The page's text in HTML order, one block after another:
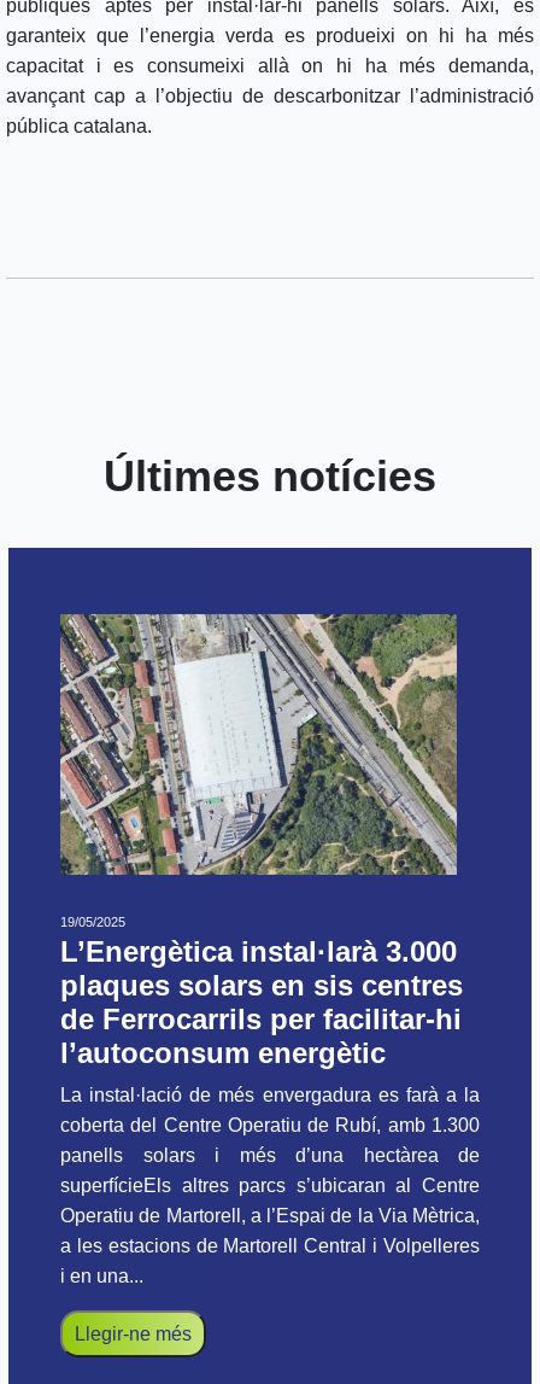
públiques aptes per instal·lar-hi panells solars. Així, es
garanteix que l’energia verda es produeixi on hi ha més
capacitat i es consumeixi allà on hi ha més demanda,
avançant cap a l’objectiu de descarbonitzar l’administració
pública catalana.
Últimes notícies
19/05/2025
L’Energètica instal·larà 3.000
plaques solars en sis centres
de Ferrocarrils per facilitar-hi
l’autoconsum energètic
La instal·lació de més envergadura es farà a la
coberta del Centre Operatiu de Rubí, amb 1.300
panells solars i més d’una hectàrea de
superfícieEls altres parcs s’ubicaran al Centre
Operatiu de Martorell, a l’Espai de la Via Mètrica,
a les estacions de Martorell Central i Volpelleres
i en una...
Llegir-ne més